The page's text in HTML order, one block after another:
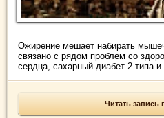
Ожирение мешает набирать
связано с рядом проблем со
сердца, сахарный диабет 2 типа и
Читать запись